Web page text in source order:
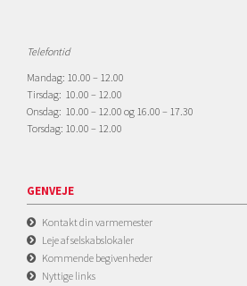
Telefontid
Mandag: 10.00 – 12.00
Tirsdag: 10.00 – 12.00
Onsdag: 10.00 – 12.00 og 16.00 – 17.30
Torsdag: 10.00 – 12.00
GENVEJE
Kontakt din varmemester
Leje af selskabslokaler
Kommende begivenheder
Nyttige links